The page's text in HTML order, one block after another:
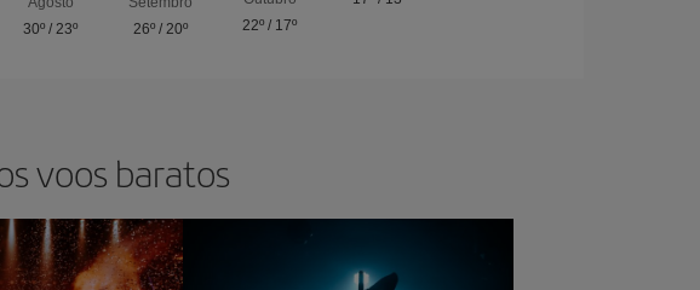
30º /23º
26º/ 20º
22º / 17º
voos baratos